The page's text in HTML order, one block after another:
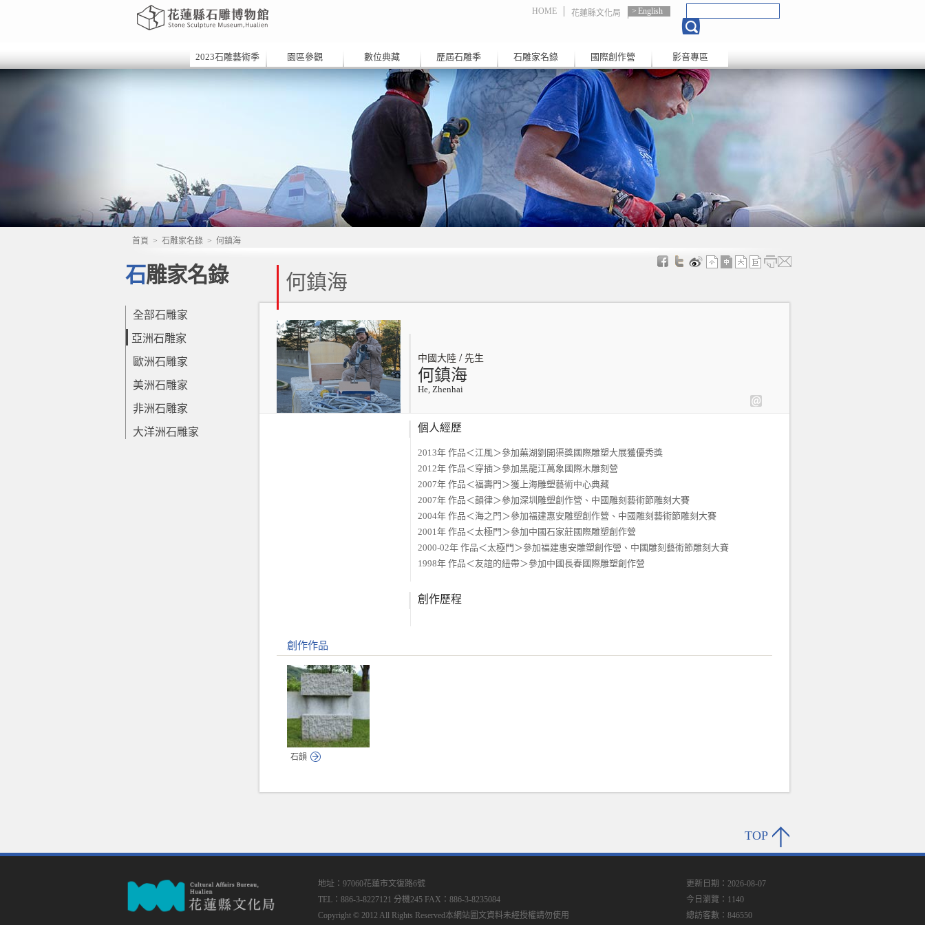
HOME 花蓮縣文化局 English
2023石雕藝術季 園區參觀 數位典藏 歷屆石雕季 石雕家名錄 國際創作營 影音專區
首頁 > 石雕家名錄 > 何鎮海
石雕家名錄
全部石雕家
亞洲石雕家
歐洲石雕家
美洲石雕家
非洲石雕家
大洋洲石雕家
何鎮海
中國大陸 / 先生
何鎮海
He, Zhenhai
個人經歷
2013年 作品＜江風＞參加蕪湖劉開渠獎國際雕塑大展獲優秀獎
2012年 作品＜穿插＞參加黑龍江萬象國際木雕刻營
2007年 作品＜福壽門＞獲上海雕塑藝術中心典藏
2007年 作品＜韻律＞參加深圳雕塑創作營、中國雕刻藝術節雕刻大賽
2004年 作品＜海之門＞參加福建惠安雕塑創作營、中國雕刻藝術節雕刻大賽
2001年 作品＜太極門＞參加中國石家莊國際雕塑創作營
2000-02年 作品＜太極門＞參加福建惠安雕塑創作營、中國雕刻藝術節雕刻大賽
1998年 作品＜友誼的紐帶＞參加中國長春國際雕塑創作營
創作歷程
創作作品
石韻
TOP
地址：97060花蓮市文復路6號
TEL：886-3-8227121 分機245 FAX：886-3-8235084
Copyright © 2012 All Rights Reserved本網站圖文資料未經授權請勿使用
更新日期：2026-08-07
今日瀏覽：1140
總訪客數：846550